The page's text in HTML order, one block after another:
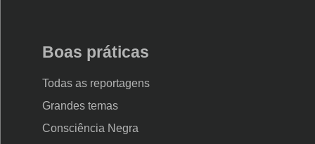
Boas práticas
Todas as reportagens
Grandes temas
Consciência Negra